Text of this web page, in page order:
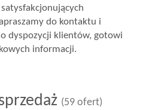
do kontaktu i
dyspozycji klientów, gotowi
informacji.
(59 ofert)